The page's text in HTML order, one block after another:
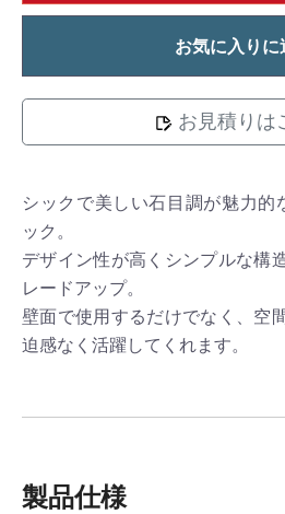
お気に入りに
お見積りは
シックで美しい石目調が魅力的
ック。
デザイン性が高くシンプルな構
レードアップ。
壁面で使用するだけでなく、空
迫感なく活躍してくれます。
製品仕様